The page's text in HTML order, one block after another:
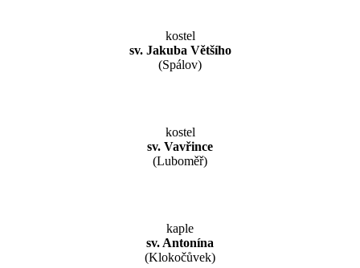
kostel
sv. Jakuba Většího
(Spálov)
kostel
sv. Vavřince
(Luboměř)
kaple
sv. Antonína
(Klokočůvek)